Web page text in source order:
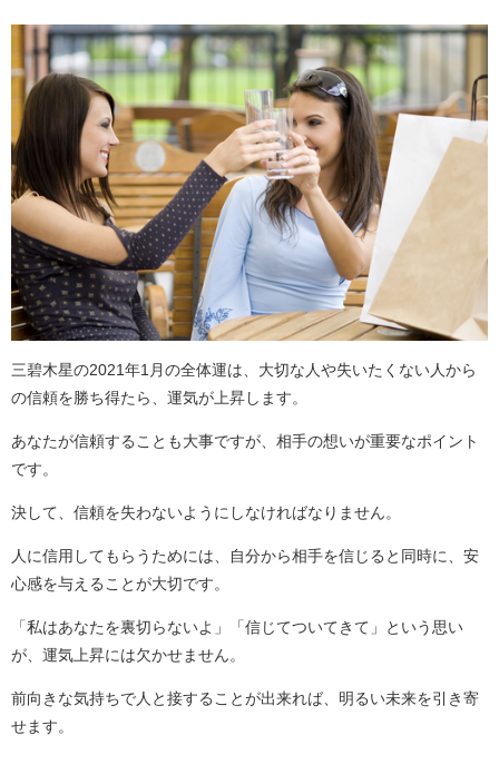
三碧木星の2021年1月の全体運は、大切な人や失いたくない人から
の信頼を勝ち得たら、運気が上昇します。
あなたが信頼することも大事ですが、相手の想いが重要なポイント
です。
決して、信頼を失わないようにしなければなりません。
人に信用してもらうためには、自分から相手を信じると同時に、安
心感を与えることが大切です。
「私はあなたを裏切らないよ」「信じてついてきて」という思い
が、運気上昇には欠かせません。
前向きな気持ちで人と接することが出来れば、明るい未来を引き寄
せます。